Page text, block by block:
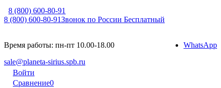
8 (800) 600-80-91
8 (800) 600-80-91Звонок по России Бесплатный
Время работы: пн-пт 10.00-18.00
sale@planeta-sirius.spb.ru
WhatsApp
Войти
Сравнение0